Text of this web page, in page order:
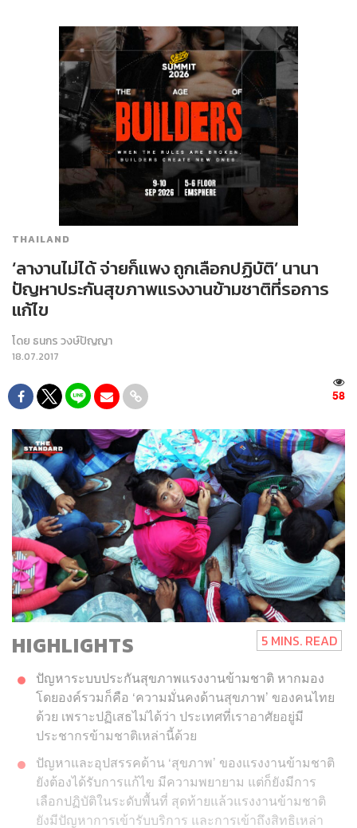
THAILAND
‘ลางานไม่ได้ จ่ายก็แพง ถูกเลือกปฏิบัติ’ นานา
ปัญหาประกันสุขภาพแรงงานข้ามชาติที่รอการ
แก้ไข
โดย ธนกร วงษ์ปัญญา
18.07.2017
58
HIGHLIGHTS 5 MINS. READ
ปัญหาระบบประกันสุขภาพแรงงานข้ามชาติ หากมอง
โดยองค์รวมก็คือ ‘ความมั่นคงด้านสุขภาพ’ ของคนไทย
ด้วย เพราะปฏิเสธไม่ได้ว่า ประเทศที่เราอาศัยอยู่มี
ประชากรข้ามชาติเหล่านี้ด้วย
ปัญหาและอุปสรรคด้าน ‘สุขภาพ’ ของแรงงานข้ามชาติ
ยังต้องได้รับการแก้ไข มีความพยายาม แต่ก็ยังมีการ
เลือกปฏิบัติในระดับพื้นที่ สุดท้ายแล้วแรงงานข้ามชาติ
ยังมีปัญหาการเข้ารับบริการ และการเข้าถึงสิทธิเหล่า